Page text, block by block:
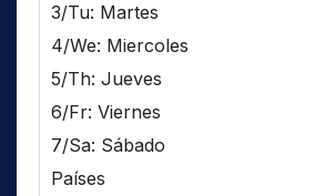
3/Tu: Martes
4/We: Miercoles
5/Th: Jueves
6/Fr: Viernes
7/Sa: Sábado
Países